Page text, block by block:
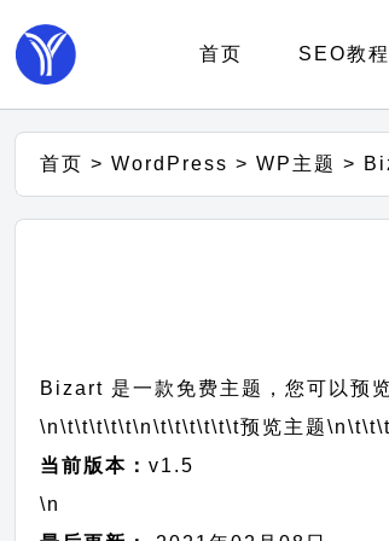
首页 SEO教程
首页 >WordPress >WP主题 >
Bizart 是一款免费主题，您可以预
\n\t\t\t\t\t\n\t\t\t\t\t\t预览主题
当前版本：v1.5
\n